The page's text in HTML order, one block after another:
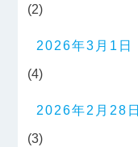
(2)
2026年3月1日
(4)
2026年2月28日
(3)